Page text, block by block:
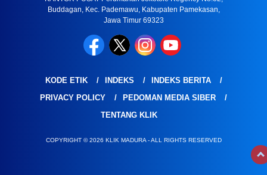
Buddagan, Kec. Pademawu, Kabupaten Pamekasan,
Jawa Timur 69323
KODE ETIK INDEKS
INDEKS BERITA
PRIVACY POLICY
PEDOMAN MEDIA SIBER
TENTANG KLIK
COPYRIGHT © 2026 KLIK MADURA - ALL RIGHTS RESERVED